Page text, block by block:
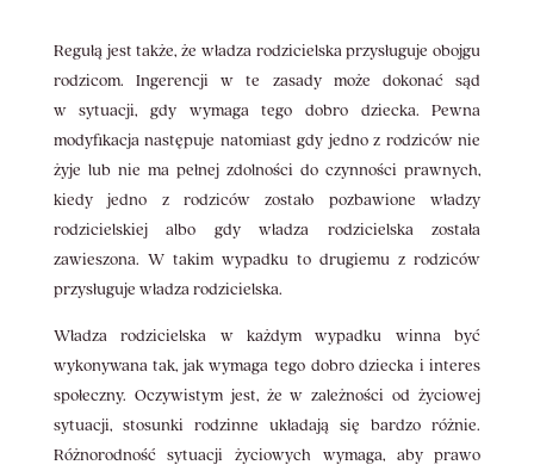
Regułą jest także, że władza rodzicielska przysługuje obojgu
rodzicom. Ingerencji w te zasady może dokonać sąd
w sytuacji, gdy wymaga tego dobro dziecka. Pewna
modyfikacja następuje natomiast gdy jedno z rodziców nie
żyje lub nie ma pełnej zdolności do czynności prawnych,
kiedy jedno z rodziców zostało pozbawione władzy
rodzicielskiej albo gdy władza rodzicielska została
zawieszona. W takim wypadku to drugiemu z rodziców
przysługuje władza rodzicielska.
Władza rodzicielska w każdym wypadku winna być
wykonywana tak, jak wymaga tego dobro dziecka i interes
społeczny. Oczywistym jest, że w zależności od życiowej
sytuacji, stosunki rodzinne układają się bardzo różnie.
Różnorodność sytuacji życiowych wymaga, aby prawo